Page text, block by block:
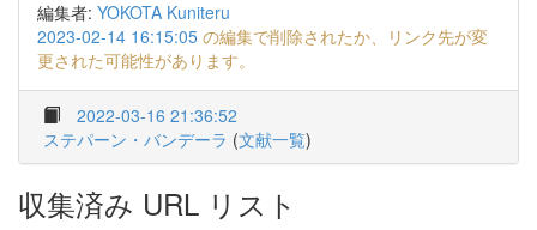
編集者: YOKOTA Kuniteru
2023-02-14 16:15:05 の編集で削除されたか、リンク先が変
更された可能性があります。
2022-03-16 21:36:52
ステパーン・バンデーラ (文献一覧)
収集済み URL リスト